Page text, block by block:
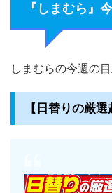
『しまむら』
しまむらの今週の
【日替りの厳